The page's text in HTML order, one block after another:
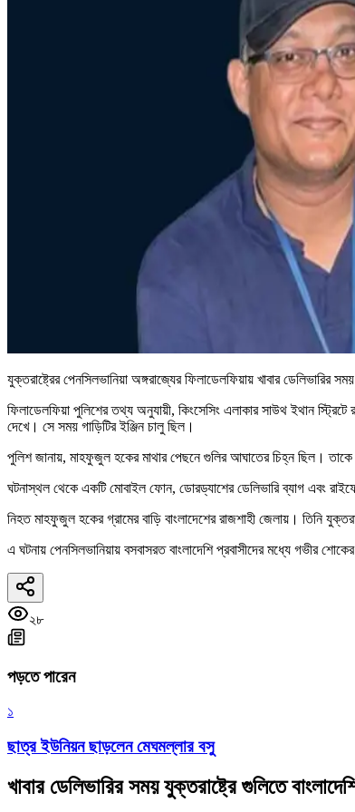
যুক্তরাষ্ট্রের পেনসিলভানিয়া অঙ্গরাজ্যের ফিলাডেলফিয়ায় খাবার
ফিলাডেলফিয়া পুলিশের তথ্য অনুযায়ী, কিংসেসিং এলাকার সাউথ ইথান
দেখে। সে সময় গাড়িটির ইঞ্জিন চালু ছিল।
পুলিশ জানায়, মাহফুজুল হকের মাথার পেছনে গুলির আঘাতের চিহ্ন ছিল। তাকে
ঘটনাস্থল থেকে একটি মোবাইল ফোন, ডোরড্যাশের ডেলিভারি ব্যাগ এবং
নিহত মাহফুজুল হকের গ্রামের বাড়ি বাংলাদেশের রাজশাহী জেলায়। তিনি
এ ঘটনায় পেনসিলভানিয়ায় বসবাসরত বাংলাদেশি প্রবাসীদের মধ্যে গভীর
২৮
পড়তে পারেন
১
ছাত্র ইউনিয়ন ছাড়লেন মেঘমল্লার বসু
খাবার ডেলিভারির সময় যুক্তরাষ্ট্রে গুলিতে